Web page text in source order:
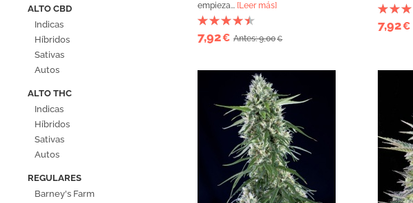
ALTO CBD
Indicas
Híbridos
Sativas
Autos
ALTO THC
Indicas
Híbridos
Sativas
Autos
REGULARES
Barney's Farm
empieza... [Leer más]
7,92€ Antes: 9,00€
7,92€